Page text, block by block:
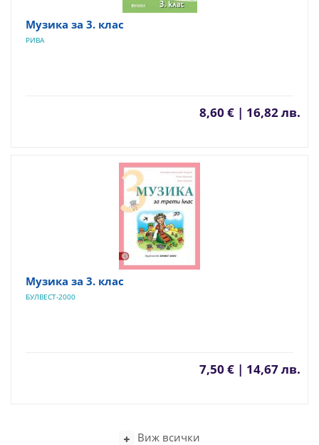
Музика за 3. клас
РИВА
8,60 € | 16,82 лв.
Музика за 3. клас
БУЛВЕСТ-2000
7,50 € | 14,67 лв.
Виж всички